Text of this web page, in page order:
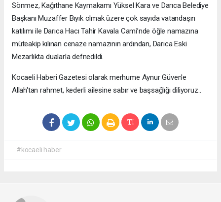
Sönmez, Kağıthane Kaymakamı Yüksel Kara ve Darıca Belediye
Başkanı Muzaffer Bıyık olmak üzere çok sayıda vatandaşın
katılımı ile Darıca Hacı Tahir Kavala Cami’nde öğle namazına
müteakip kılınan cenaze namazının ardından, Darıca Eski
Mezarlıkta dualarla defnedildi.
Kocaeli Haberi Gazetesi olarak merhume Aynur Güven'e
Allah'tan rahmet, kederli ailesine sabır ve başsağlığı diliyoruz..
#kocaeli haber